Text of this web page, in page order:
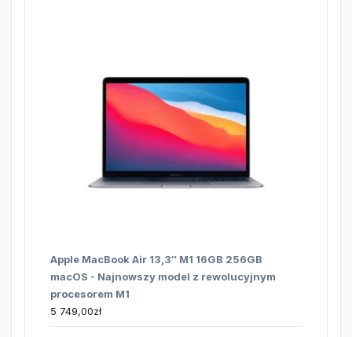
Apple MacBook Air 13,3″ M1 16GB 256GB
macOS - Najnowszy model z rewolucyjnym
procesorem M1
5 749,00zł